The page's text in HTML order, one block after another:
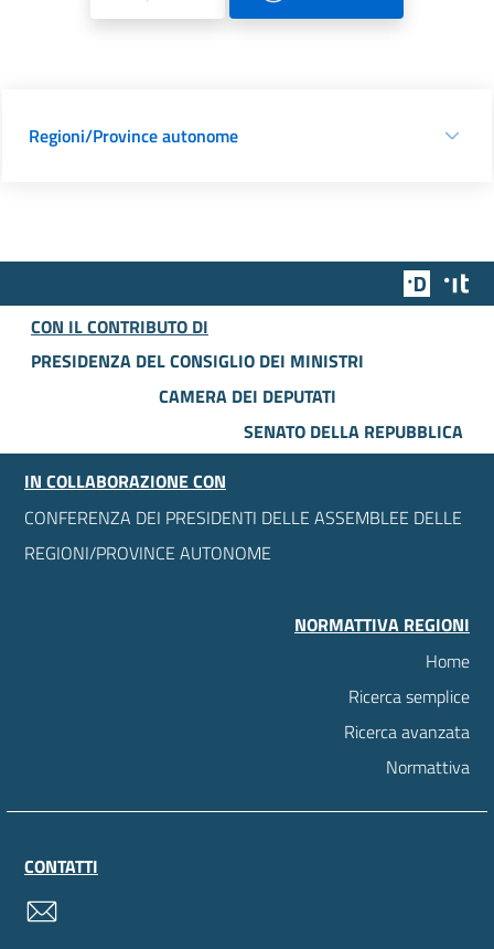
Regioni/Province autonome
Team
CON IL CONTRIBUTO DI
PRESIDENZA DEL CONSIGLIO DEI MINISTRI
CAMERA DEI DEPUTATI
SENATO DELLA REPUBBLICA
IN COLLABORAZIONE CON
CONFERENZA DEI PRESIDENTI DELLE ASSEMBLEE DELLE
REGIONI/PROVINCE AUTONOME
NORMATTIVA REGIONI
Home
Ricerca semplice
Ricerca avanzata
Normattiva
CONTATTI